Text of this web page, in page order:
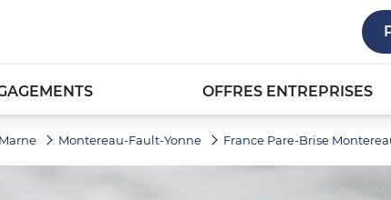
OFFRES ENTREPRISES
Montereau-Fault-Yonne France Pare-Brise